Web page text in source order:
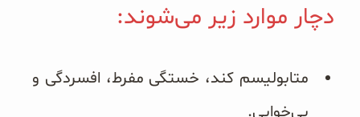
دچار موارد زیر می‌شوند:
متابولیسم کند، خستگی مفرط، افسردگی و
بی‌خوابی.